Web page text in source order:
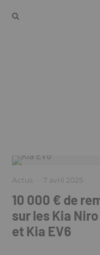
Actus · 7 avril 2025
10 000 € de
sur les Kia Niro
et Kia EV6